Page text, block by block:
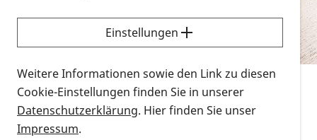
Sie möchten wissen, wie Sie nach Infonmaterial
suchen und dieses bestellen bzw. herunterladen
können? Schauen Sie sich dieErklärvideos zum
Thema Infomaterial auf der PRO RETINA-Website
für blinde und sehbehinderte Menschen an.
Auf dieser Seite finden Sie sämtliches Infomaterial
Einstellungen
Weitere Informationen sowie den Link zu diesen
Cookie-Einstellungen finden Sie in unserer
Datenschutzerklärung. Hier finden Sie unser
Impressum.